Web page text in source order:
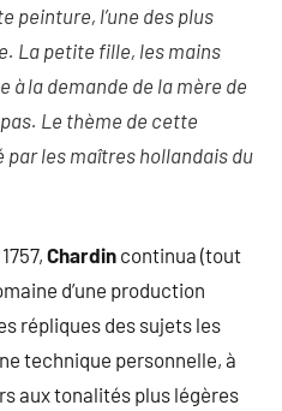
peinture, l’une des plus
La petite fille, les mains
la demande de la mère de
Le thème de cette
les maîtres hollandais du
Chardin continua (tout
d’une production
répliques des sujets les
technique personnelle, à
aux tonalités plus légères